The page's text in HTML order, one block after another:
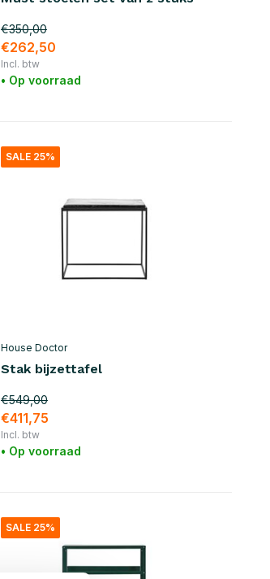
€350,00
€262,50
Incl. btw
• Op voorraad
SALE 25%
House Doctor
Stak bijzettafel
€549,00
€411,75
Incl. btw
• Op voorraad
SALE 25%